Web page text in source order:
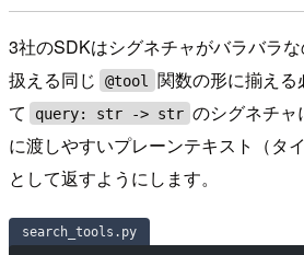
3社のSDKはシグネチャがバラバラ
扱える同じ
@tool
関数の形に揃え
て
query: str -> str のシグネチ
に渡しやすいプレーンテキスト（タ
として返すようにします。
search_tools.py